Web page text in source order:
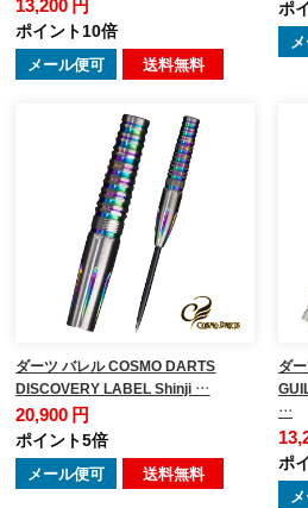
ポイント10倍
メール便可 送料無料
ポ
ダーツ バレル COSMO DARTS
DISCOVERY LABEL Shinji …
20,900 円
ポイント5倍
メール便可 送料無料
ダ
…
ポ